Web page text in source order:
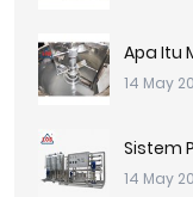
Apa Itu
14 May
Sistem
14 May